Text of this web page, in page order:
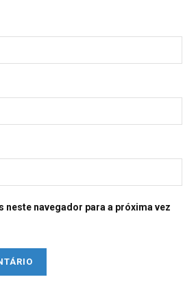
neste navegador para a próxima vez